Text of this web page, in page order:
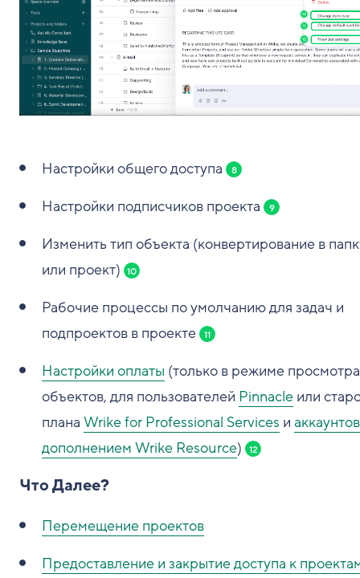
Настройки общего доступа 8
Настройки подписчиков проекта 9
Изменить тип объекта (конвертирование в
или проект) 10
Рабочие процессы по умолчанию для задач и
подпроектов в проекте
11
Настройки оплаты (только в режиме просмотра
объектов, для пользователей Pinnacle или
плана Wrike for Professional Services и
дополнением Wrike Resource) 12
Что Далее?
Перемещение проектов
Предоставление и закрытие доступа к